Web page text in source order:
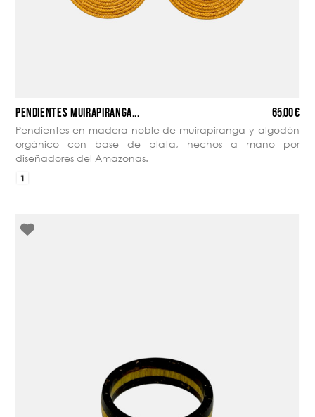
PENDIENTES MUIRAPIRANGA... 65,00 €
Pendientes en madera noble de muirapiranga y algodón
orgánico con base de plata, hechos a mano por
diseñadores del Amazonas.